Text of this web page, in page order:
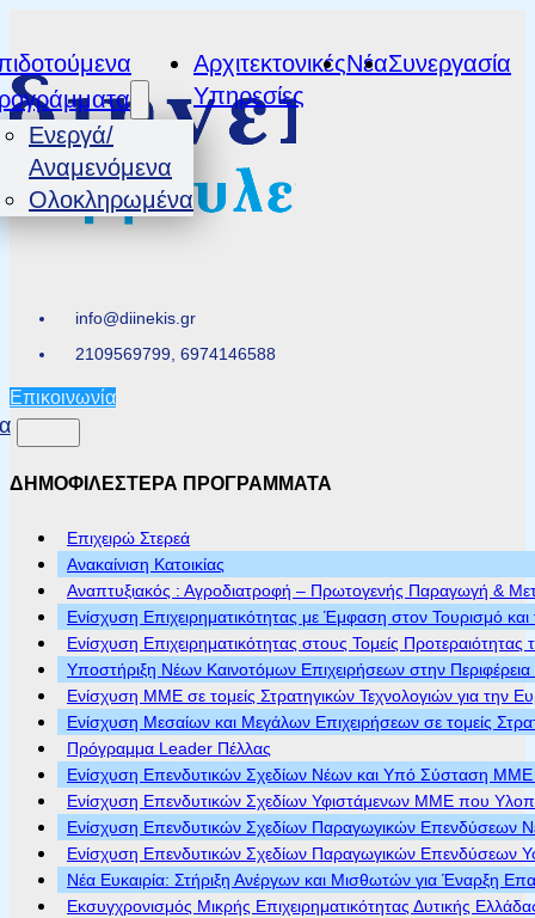
info@diinekis.gr
2109569799, 6974146588
Επικοινωνία
Ενεργά/
Αναμενόμενα
Ολοκληρωμένα
Αρχιτεκτονικές
Υπηρεσίες
ΝέαΣυνεργασία
ΔΗΜΟΦΙΛΕΣΤΕΡΑ ΠΡΟΓΡΑΜΜΑΤΑ
Επιχειρώ Στερεά
Ανακαίνιση Κατοικίας
Αναπτυξιακός : Αγροδιατροφή – Πρωτογενής Παραγωγή &
Ενίσχυση Επιχειρηματικότητας με Έμφαση στον Τουρισμό
Ενίσχυση Επιχειρηματικότητας στους Τομείς Προτεραιότητας
Υποστήριξη Νέων Καινοτόμων Επιχειρήσεων στην
Ενίσχυση ΜΜΕ σε τομείς Στρατηγικών Τεχνολογιών για την
Ενίσχυση Μεσαίων και Μεγάλων Επιχειρήσεων σε τομείς
Πρόγραμμα Leader Πέλλας
Ενίσχυση Επενδυτικών Σχεδίων Νέων και Υπό Σύσταση ΜΜΕ
Ενίσχυση Επενδυτικών Σχεδίων Υφιστάμενων ΜΜΕ που
Ενίσχυση Επενδυτικών Σχεδίων Παραγωγικών Επενδύσεων
Ενίσχυση Επενδυτικών Σχεδίων Παραγωγικών Επενδύσεων
Νέα Ευκαιρία: Στήριξη Ανέργων και Μισθωτών για Έναρξη
Εκσυγχρονισμός Μικρής Επιχειρηματικότητας Δυτικής